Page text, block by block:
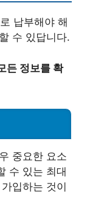
납부해야 해
수 있답니다.
든 정보를 확
중요한 요소
수 있는 최대
입하는 것이